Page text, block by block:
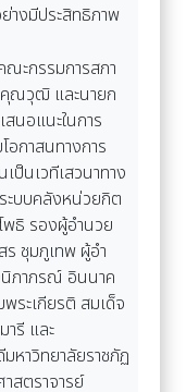
างมีประสิทธิภาพ
ะกรรมการสภา
คุณวุฒิ และนายก
สนอแนะในการ
กาสนทางการ
ป็นเวทีเสวนาทาง
ะบบคลังหน่วยกิต
ธิ รองผู้อํานวย
ร ชุมภูเทพ ผู้อํา
นิภาภรณ์ อินนาค
ระเกียรติ สมเด็จ
ารี และ
หาวิทยาลัยราชภัฏ
สตราจารย์